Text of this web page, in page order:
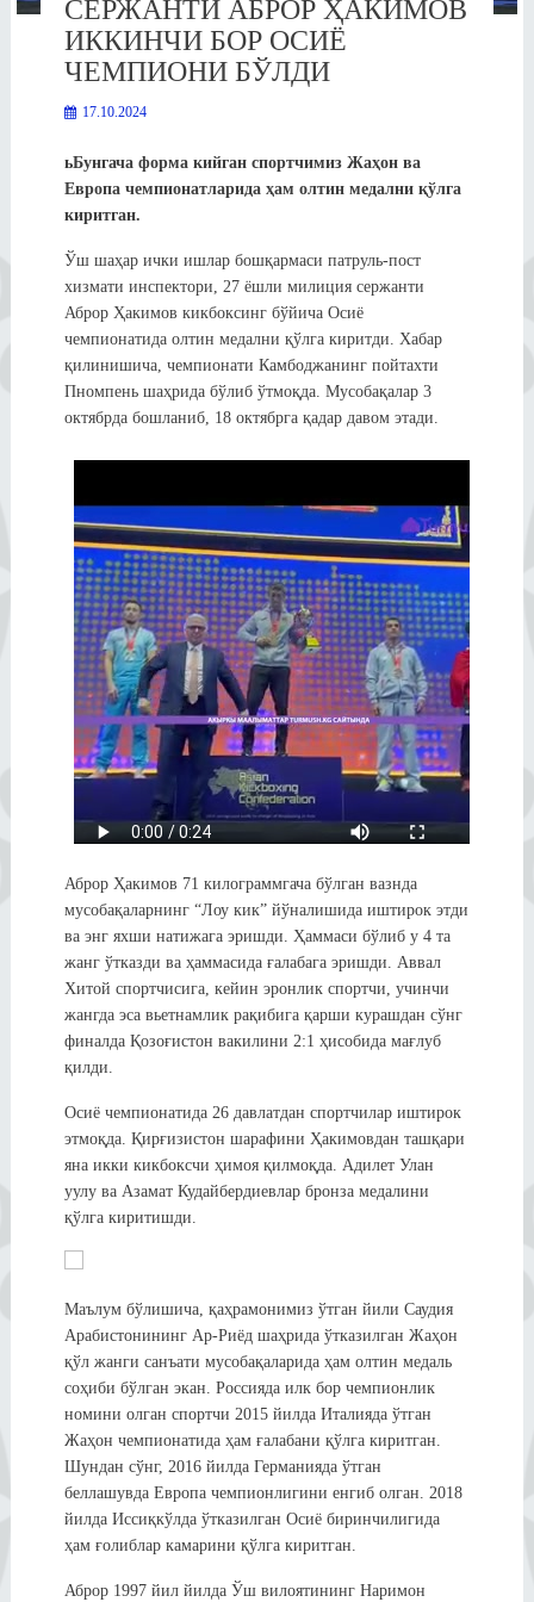
СЕРЖАНТИ АБРОР ҲАКИМОВ
ИККИНЧИ БОР ОСИЁ
ЧЕМПИОНИ БЎЛДИ
17.10.2024
ьБунгача форма кийган спортчимиз Жаҳон ва
Европа чемпионатларида ҳам олтин медални қўлга
киритган.
Ўш шаҳар ички ишлар бошқармаси патруль-пост
хизмати инспектори, 27 ёшли милиция сержанти
Аброр Ҳакимов кикбоксинг бўйича Осиё
чемпионатида олтин медални қўлга киритди. Хабар
қилинишича, чемпионати Камбоджанинг пойтахти
Пномпень шаҳрида бўлиб ўтмоқда. Мусобақалар 3
октябрда бошланиб, 18 октябрга қадар давом этади.
Аброр Ҳакимов 71 килограммгача бўлган вазнда
мусобақаларнинг “Лоу кик” йўналишида иштирок этди
ва энг яхши натижага эришди. Ҳаммаси бўлиб у 4 та
жанг ўтказди ва ҳаммасида ғалабага эришди. Аввал
Хитой спортчисига, кейин эронлик спортчи, учинчи
жангда эса вьетнамлик рақибига қарши курашдан сўнг
финалда Қозоғистон вакилини 2:1 ҳисобида мағлуб
қилди.
Осиё чемпионатида 26 давлатдан спортчилар иштирок
этмоқда. Қирғизистон шарафини Ҳакимовдан ташқари
яна икки кикбоксчи ҳимоя қилмоқда. Адилет Улан
уулу ва Азамат Кудайбердиевлар бронза медалини
қўлга киритишди.
Маълум бўлишича, қаҳрамонимиз ўтган йили Саудия
Арабистонининг Ар-Риёд шаҳрида ўтказилган Жаҳон
қўл жанги санъати мусобақаларида ҳам олтин медаль
соҳиби бўлган экан. Россияда илк бор чемпионлик
номини олган спортчи 2015 йилда Италияда ўтган
Жаҳон чемпионатида ҳам ғалабани қўлга киритган.
Шундан сўнг, 2016 йилда Германияда ўтган
беллашувда Европа чемпионлигини енгиб олган. 2018
йилда Иссиқкўлда ўтказилган Осиё биринчилигида
ҳам ғолиблар камарини қўлга киритган.
Аброр 1997 йил йилда Ўш вилоятининг Наримон